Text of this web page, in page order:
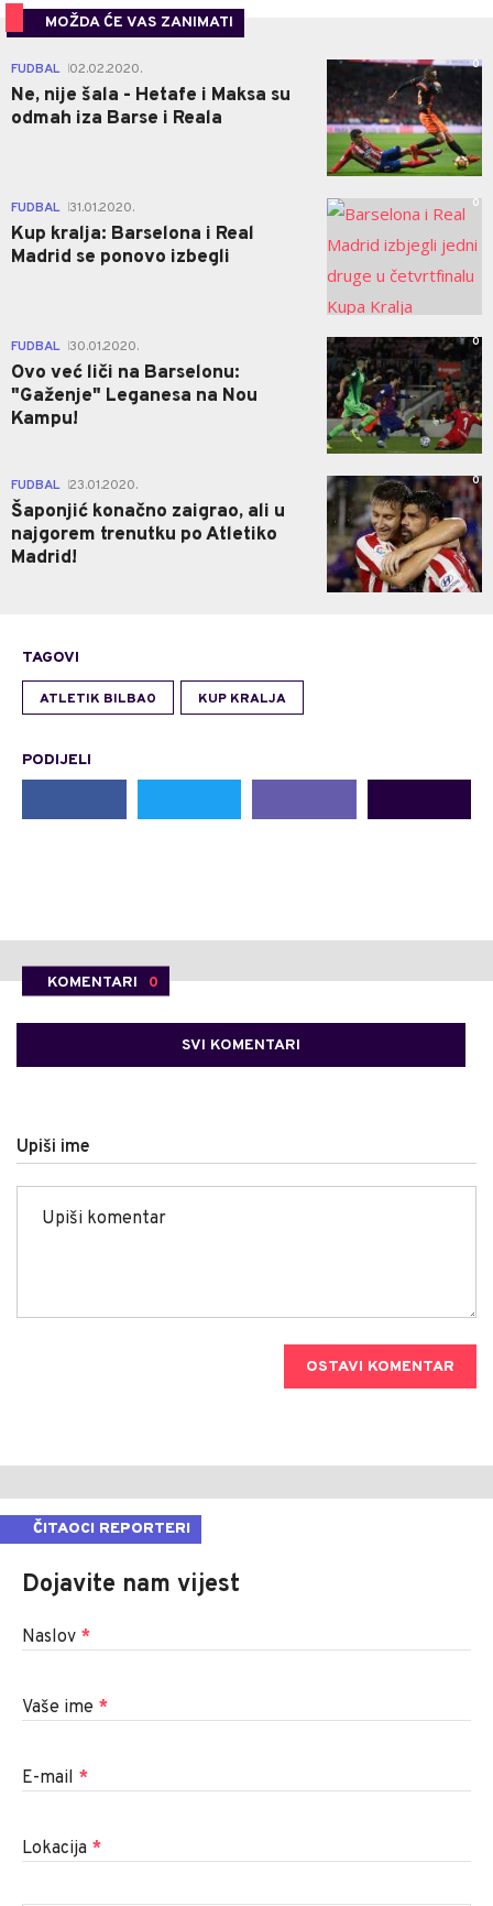
MOŽDA ĆE VAS ZANIMATI
FUDBAL 02.02.2020.
Ne, nije šala - Hetafe i Maksa su
odmah iza Barse i Reala
0
FUDBAL 31.01.2020.
Kup kralja: Barselona i Real
Madrid se ponovo izbegli
0
FUDBAL 30.01.2020.
Ovo već liči na Barselonu:
"Gaženje" Leganesa na Nou
Kampu!
0
FUDBAL 23.01.2020.
Šaponjić konačno zaigrao, ali u
najgorem trenutku po Atletiko
Madrid!
0
TAGOVI
ATLETIK BILBAO KUP KRALJA
PODIJELI
KOMENTARI 0
SVI KOMENTARI
Upiši ime
OSTAVI KOMENTAR
ČITAOCI REPORTERI
Dojavite nam vijest
Naslov *
Vaše ime *
E-mail *
Lokacija *